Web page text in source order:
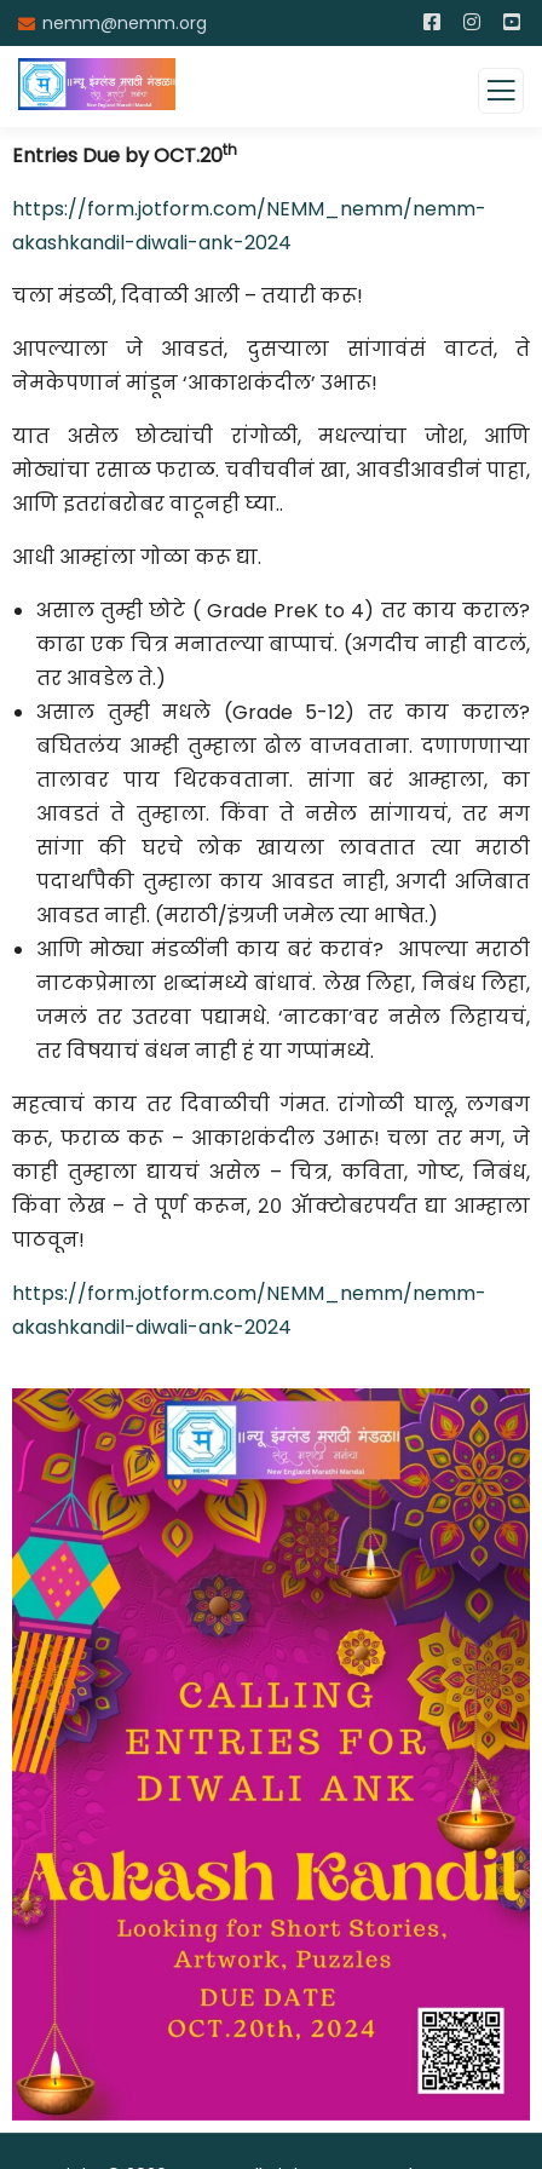
nemm@nemm.org
Entries Due by OCT.20th
https://form.jotform.com/NEMM_nemm/nemm-
akashkandil-diwali-ank-2024
चला मंडळी, दिवाळी आली – तयारी करू!
आपल्याला जे आवडतं, दुसऱ्याला सांगावंसं वाटतं, ते
नेमकेपणानं मांडून ‘आकाशकंदील’ उभारू!
यात असेल छोट्यांची रांगोळी, मधल्यांचा जोश, आणि
मोठ्यांचा रसाळ फराळ. चवीचवीनं खा, आवडीआवडीनं पाहा,
आणि इतरांबरोबर वाटूनही घ्या..
आधी आम्हांला गोळा करू द्या.
असाल तुम्ही छोटे ( Grade PreK to 4) तर काय कराल?
काढा एक चित्र मनातल्या बाप्पाचं. (अगदीच नाही वाटलं,
तर आवडेल ते.)
असाल तुम्ही मधले (Grade 5-12) तर काय कराल?
बघितलंय आम्ही तुम्हाला ढोल वाजवताना. दणाणणाऱ्या
तालावर पाय थिरकवताना. सांगा बरं आम्हाला, का
आवडतं ते तुम्हाला. किंवा ते नसेल सांगायचं, तर मग
सांगा की घरचे लोक खायला लावतात त्या मराठी
पदार्थांपैकी तुम्हाला काय आवडत नाही, अगदी अजिबात
आवडत नाही. (मराठी/इंग्रजी जमेल त्या भाषेत.)
आणि मोठ्या मंडळींनी काय बरं करावं? आपल्या मराठी
नाटकप्रेमाला शब्दांमध्ये बांधावं. लेख लिहा, निबंध लिहा,
जमलं तर उतरवा पद्यामधे. ‘नाटका’वर नसेल लिहायचं,
तर विषयाचं बंधन नाही हं या गप्पांमध्ये.
महत्वाचं काय तर दिवाळीची गंमत. रांगोळी घालू, लगबग
करू, फराळ करू – आकाशकंदील उभारू! चला तर मग, जे
काही तुम्हाला द्यायचं असेल – चित्र, कविता, गोष्ट, निबंध,
किंवा लेख – ते पूर्ण करून, २० ॲाक्टोबरपर्यंत द्या आम्हाला
पाठवून!
https://form.jotform.com/NEMM_nemm/nemm-
akashkandil-diwali-ank-2024